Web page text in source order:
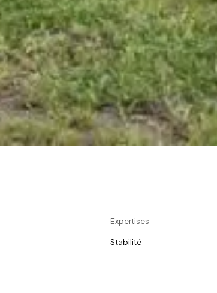
Expertises
Stabilité